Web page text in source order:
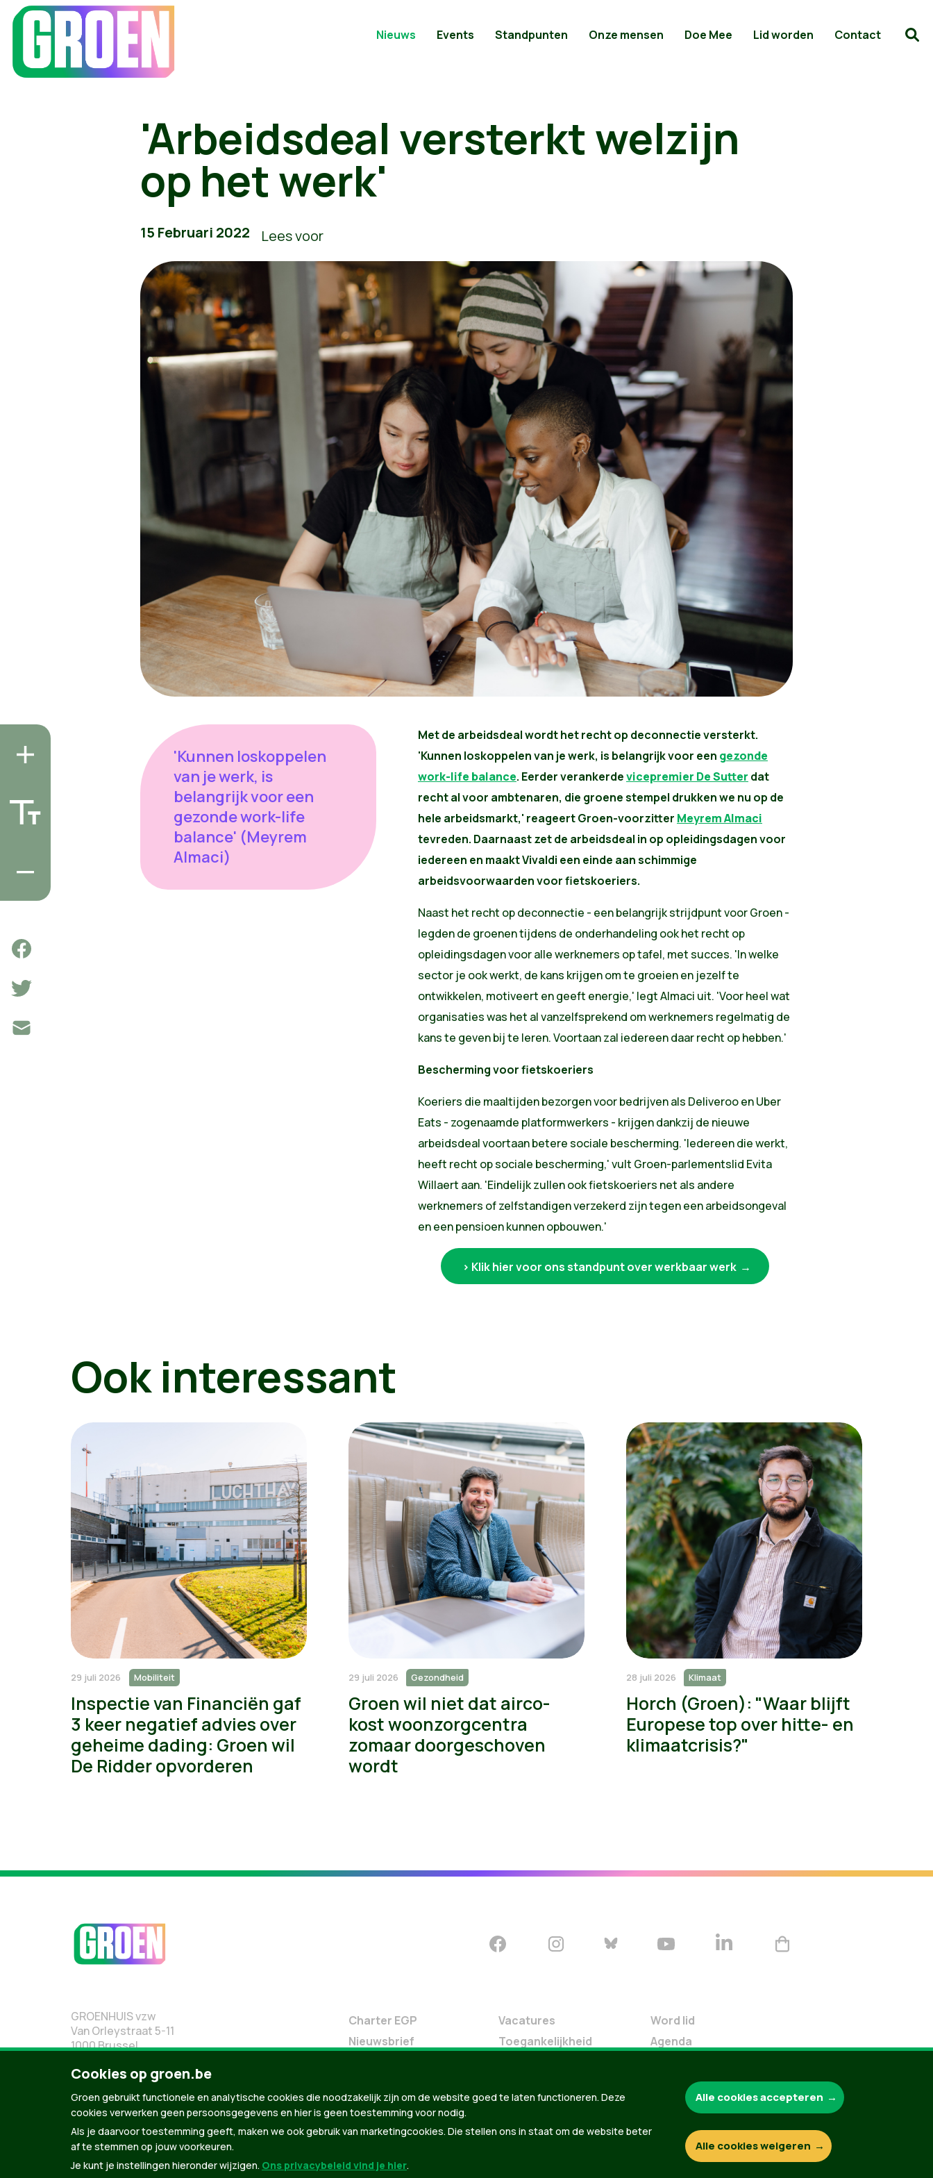
Nieuws Events Standpunten Onze mensen Doe Mee Lid worden Contact
'Arbeidsdeal versterkt welzijn
op het werk'
15 Februari 2022 Lees voor
'Kunnen loskoppelen
van je werk, is
belangrijk voor een
gezonde work-life
balance' (Meyrem
Almaci)
Met de arbeidsdeal wordt het recht op deconnectie versterkt.
'Kunnen loskoppelen van je werk, is belangrijk voor een gezonde
work-life balance. Eerder verankerdevicepremier De Sutter dat
recht al voor ambtenaren, die groene stempel drukken we nu op de
hele arbeidsmarkt,' reageert Groen-voorzitter Meyrem Almaci
tevreden. Daarnaast zet de arbeidsdeal in op opleidingsdagen voor
iedereen en maakt Vivaldi een einde aan schimmige
arbeidsvoorwaarden voor fietskoeriers.
Naast het recht op deconnectie - een belangrijk strijdpunt voor Groen -
legden de groenen tijdens de onderhandeling ook het recht op
opleidingsdagen voor alle werknemers op tafel, met succes. 'In welke
sector je ook werkt, de kans krijgen om te groeien en jezelf te
ontwikkelen, motiveert en geeft energie,' legt Almaci uit. 'Voor heel wat
organisaties was het al vanzelfsprekend om werknemers regelmatig de
kans te geven bij te leren. Voortaan zal iedereen daar recht op hebben.'
Bescherming voor fietskoeriers
Koeriers die maaltijden bezorgen voor bedrijven als Deliveroo en Uber
Eats - zogenaamde platformwerkers - krijgen dankzij de nieuwe
arbeidsdeal voortaan betere sociale bescherming. 'Iedereen die werkt,
heeft recht op sociale bescherming,' vult Groen-parlementslid Evita
Willaert aan. 'Eindelijk zullen ook fietskoeriers net als andere
werknemers of zelfstandigen verzekerd zijn tegen een arbeidsongeval
en een pensioen kunnen opbouwen.'
> Klik hier voor ons standpunt over werkbaar werk
Ook interessant
29 juli 2026 Mobiliteit
Inspectie van Financiën gaf
3 keer negatief advies over
geheime dading: Groen wil
De Ridder opvorderen
29 juli 2026 Gezondheid
Groen wil niet dat airco-
kost woonzorgcentra
zomaar doorgeschoven
wordt
28 juli 2026 Klimaat
Horch (Groen): "Waar blijft
Europese top over hitte- en
klimaatcrisis?"
GROENHUIS vzw
Van Orleystraat 5-11
1000 Brussel
02 219 19 19
Charter EGP
Nieuwsbrief
Groen in je buurt
Meldpunt
Vacatures
Toegankelijkheid
Word lid
Agenda
Verleng je lidmaatschap
Programma oktober 2024
Downloads
Webshop
Cookies op groen.be
Groen gebruikt functionele en analytische cookies die noodzakelijk zijn om de website goed te laten functioneren. Deze
cookies verwerken geen persoonsgegevens en hier is geen toestemming voor nodig.
Als je daarvoor toestemming geeft, maken we ook gebruik van marketingcookies. Die stellen ons in staat om de website beter
af te stemmen op jouw voorkeuren.
Je kunt je instellingen hieronder wijzigen. Ons privacybeleid vind je hier.
Alle cookies accepteren
Alle cookies weigeren